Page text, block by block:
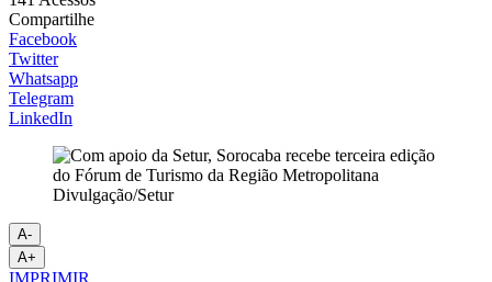
Compartilhe
Facebook
Twitter
Whatsapp
Telegram
LinkedIn
Divulgação/Setur
A-
A+
IMPRIMIR